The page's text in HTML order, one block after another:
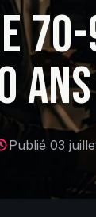
Publié 03